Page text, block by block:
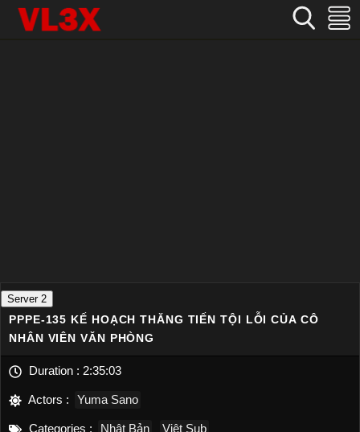
Home Nhật Bản
PPPE-135 Kế hoạch thăng tiến tội lỗi của cô nhân viên văn phòng
Server 2
PPPE-135 KẾ HOẠCH THĂNG TIẾN TỘI LỖI CỦA CÔ
NHÂN VIÊN VĂN PHÒNG
Duration : 2:35:03
Actors : Yuma Sano
Categories : Nhật Bản Việt Sub